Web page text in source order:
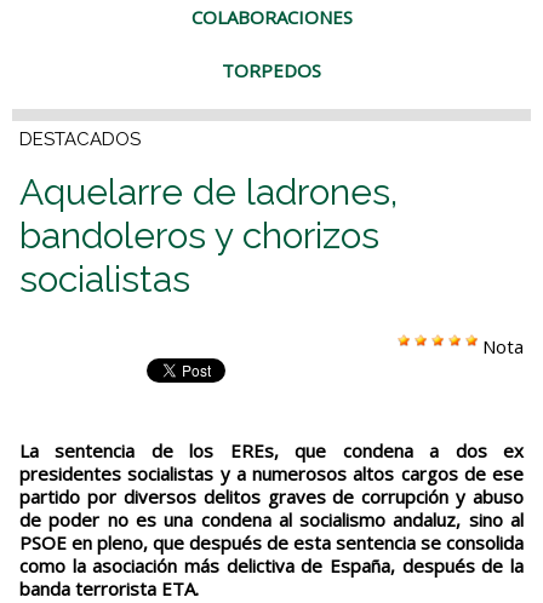
COLABORACIONES
TORPEDOS
DESTACADOS
Aquelarre de ladrones,
bandoleros y chorizos
socialistas
Nota
La sentencia de los EREs, que condena a dos ex
presidentes socialistas y a numerosos altos cargos de ese
partido por diversos delitos graves de corrupción y abuso
de poder no es una condena al socialismo andaluz, sino al
PSOE en pleno, que después de esta sentencia se consolida
como la asociación más delictiva de España, después de la
banda terrorista ETA.